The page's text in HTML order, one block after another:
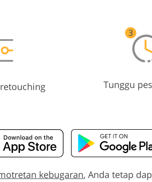
Tunggu
kebugaran, Anda tetap